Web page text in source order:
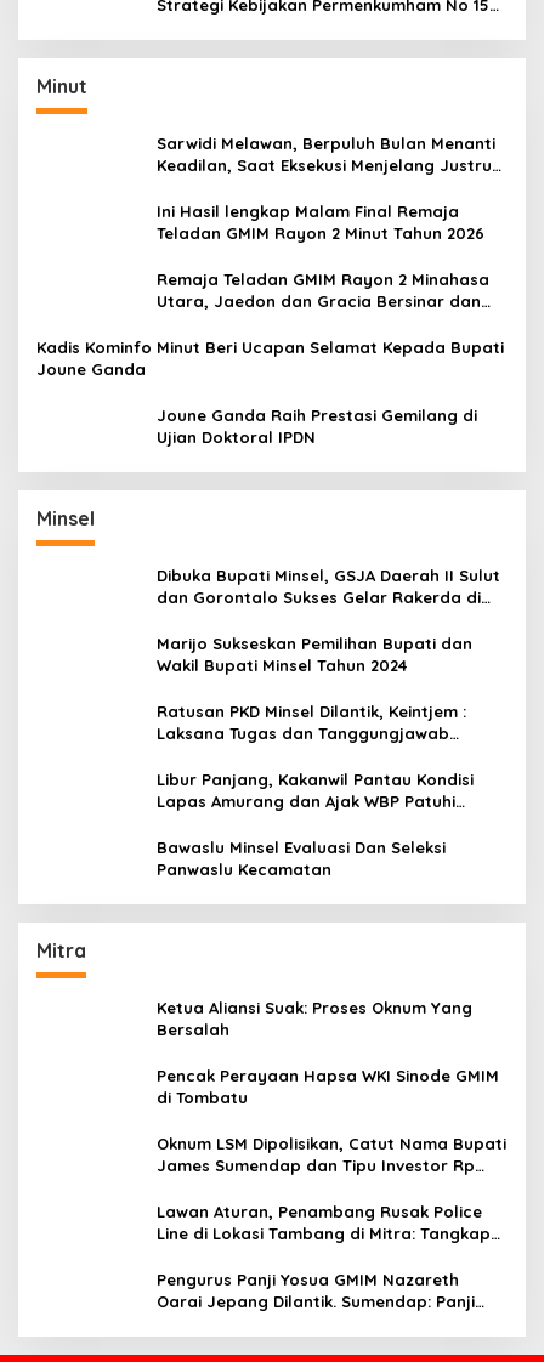
Strategi Kebijakan Permenkumham No 15
Minut
Sarwidi Melawan, Berpuluh Bulan Menanti
Keadilan, Saat Eksekusi Menjelang Justru
Ini Hasil lengkap Malam Final Remaja
Teladan GMIM Rayon 2 Minut Tahun 2026
Remaja Teladan GMIM Rayon 2 Minahasa
Utara, Jaedon dan Gracia Bersinar dan
Kadis Kominfo Minut Beri Ucapan Selamat Kepada Bupati
Joune Ganda
Joune Ganda Raih Prestasi Gemilang di
Ujian Doktoral IPDN
Minsel
Dibuka Bupati Minsel, GSJA Daerah II Sulut
dan Gorontalo Sukses Gelar Rakerda di
Marijo Sukseskan Pemilihan Bupati dan
Wakil Bupati Minsel Tahun 2024
Ratusan PKD Minsel Dilantik, Keintjem :
Laksana Tugas dan Tanggungjawab
Libur Panjang, Kakanwil Pantau Kondisi
Lapas Amurang dan Ajak WBP Patuhi
Bawaslu Minsel Evaluasi Dan Seleksi
Panwaslu Kecamatan
Mitra
Ketua Aliansi Suak: Proses Oknum Yang
Bersalah
Pencak Perayaan Hapsa WKI Sinode GMIM
di Tombatu
Oknum LSM Dipolisikan, Catut Nama Bupati
James Sumendap dan Tipu Investor Rp
Lawan Aturan, Penambang Rusak Police
Line di Lokasi Tambang di Mitra: Tangkap
Pengurus Panji Yosua GMIM Nazareth
Oarai Jepang Dilantik. Sumendap: Panji